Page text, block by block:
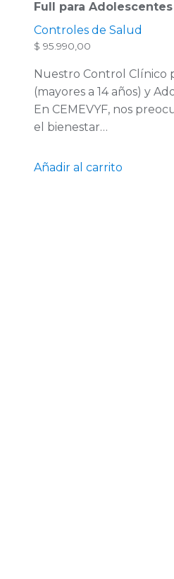
Full para Adolescentes
Controles de Salud
$ 95.990,00
Nuestro Control Clínico
(mayores a 14 años) y
En CEMEVYF, nos
el bienestar…
Añadir al carrito